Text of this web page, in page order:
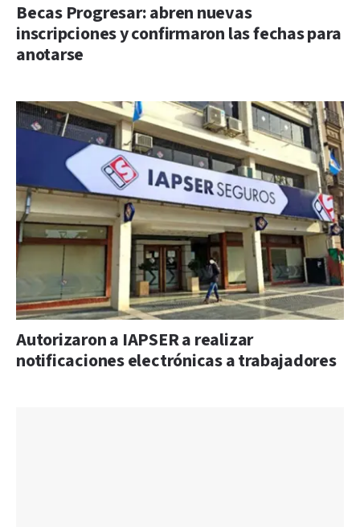
Becas Progresar: abren nuevas
inscripciones y confirmaron las fechas para
anotarse
Autorizaron a IAPSER a realizar
notificaciones electrónicas a trabajadores